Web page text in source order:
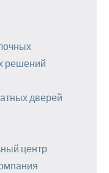
решений
дверей
центр